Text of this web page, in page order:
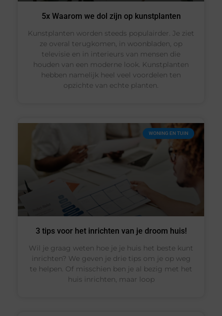
5x Waarom we dol zijn op kunstplanten
Kunstplanten worden steeds populairder. Je ziet
ze overal terugkomen, in woonbladen, op
televisie en in interieurs van mensen die
houden van een moderne look. Kunstplanten
hebben namelijk heel veel voordelen ten
opzichte van echte planten.
WONING EN TUIN
3 tips voor het inrichten van je droom huis!
Wil je graag weten hoe je je huis het beste kunt
inrichten? We geven je drie tips om je op weg
te helpen. Of misschien ben je al bezig met het
huis inrichten, maar loop